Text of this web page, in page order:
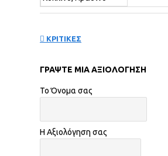
ΚΡΙΤΙΚΕΣ
ΓΡΆΨΤΕ ΜΙΑ ΑΞΙΟΛΌΓΗΣΗ
Το Όνομα σας
Η Αξιολόγηση σας